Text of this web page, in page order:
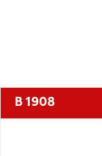
B 1908